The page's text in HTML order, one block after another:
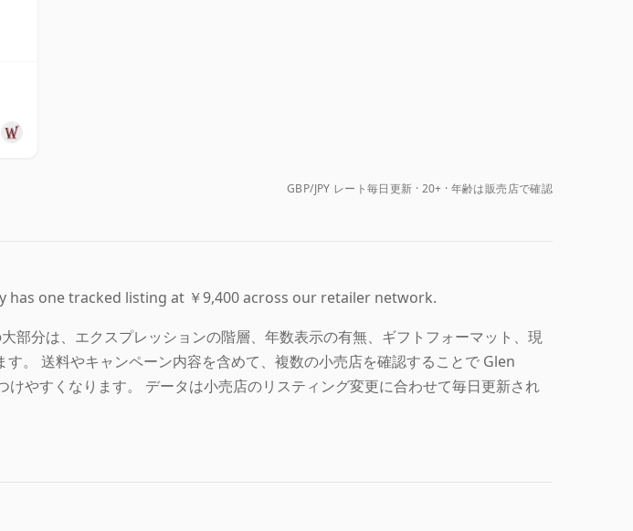
GBP/JPY レート毎日更新 20+ · 年齢は販売店で確認
has one tracked listing at ￥9,400 across our retailer network.
部分は、エクスプレッションの階層、年数表示の有無、ギフトフォーマット、現
。 送料やキャンペーン内容を含めて、複数の小売店を確認することで Glen
やすくなります。 データは小売店のリスティング変更に合わせて毎日更新され